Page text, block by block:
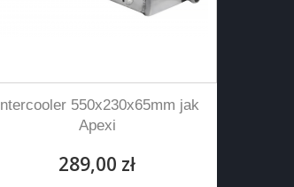
Intercooler 550x230x65mm jak
Apexi
289,00 zł